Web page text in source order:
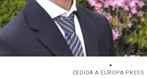
CEDIDA A EUROPA PRESS